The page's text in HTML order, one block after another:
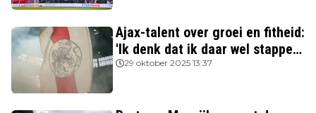
Ajax-talent over groei en fitheid:
'Ik denk dat ik daar wel stappen
in heb gezet'
29 oktober 2025 13:37